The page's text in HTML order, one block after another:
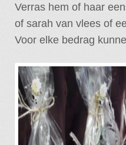
Verras hem of haar
of sarah van vlees of
Voor elke bedrag